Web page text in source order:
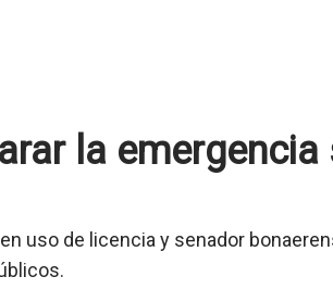
la
uso de licencia y senador